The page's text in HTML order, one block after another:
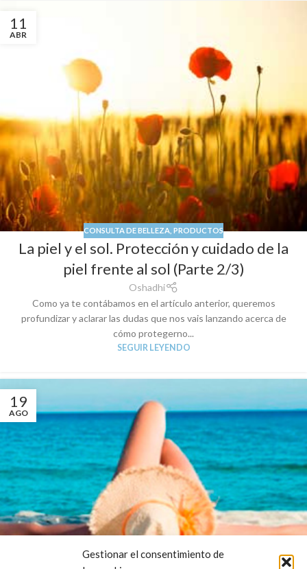
Gestionar el consentimiento de
11
ABR
CONSULTA DE BELLEZA PRODUCTOS
La piel y el sol. Protección y cuidado de la
piel frente al sol (Parte 2/3)
Oshadhi
Como ya te contábamos en el artículo anterior, queremos
profundizar y aclarar las dudas que nos vais lanzando acerca de
cómo protegerno...
SEGUIR LEYENDO
19
AGO